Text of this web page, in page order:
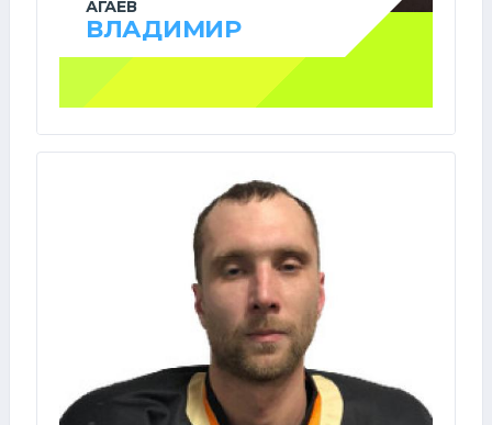
АГАЕВ
ВЛАДИМИР